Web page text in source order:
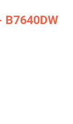
B7640DW